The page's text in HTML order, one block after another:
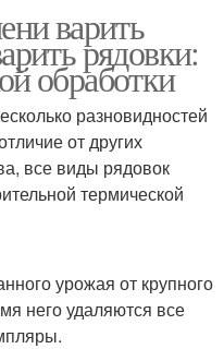
варить
рядовки:
обработки
разновидностей
от других
все виды рядовок
термической
урожая от крупного
него удаляются все